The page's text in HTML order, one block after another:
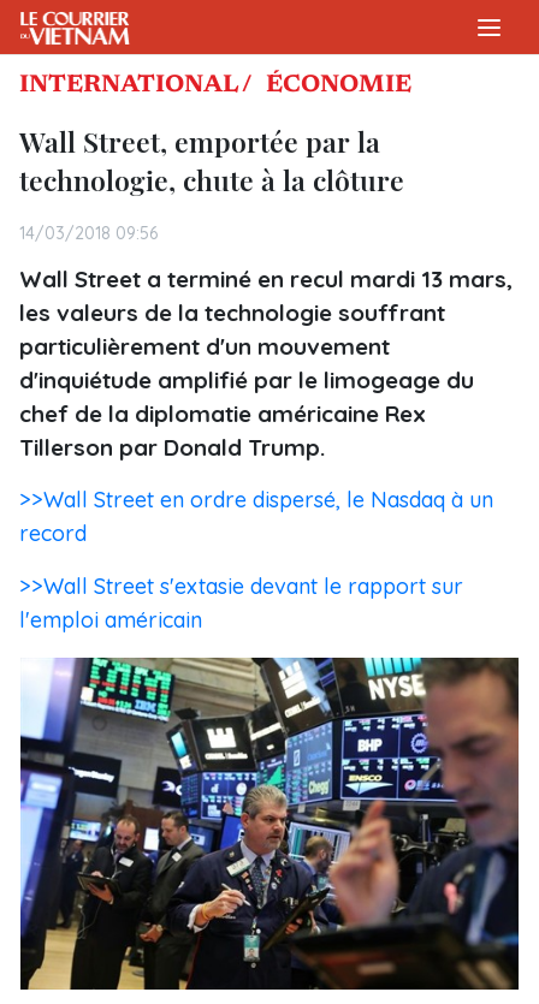
INTERNATIONAL / ÉCONOMIE
Wall Street, emportée par la
technologie, chute à la clôture
14/03/2018 09:56
Wall Street a terminé en recul mardi 13 mars,
les valeurs de la technologie souffrant
particulièrement d'un mouvement
d'inquiétude amplifié par le limogeage du
chef de la diplomatie américaine Rex
Tillerson par Donald Trump.
>>Wall Street en ordre dispersé, le Nasdaq à un
record
>>Wall Street s'extasie devant le rapport sur
l'emploi américain